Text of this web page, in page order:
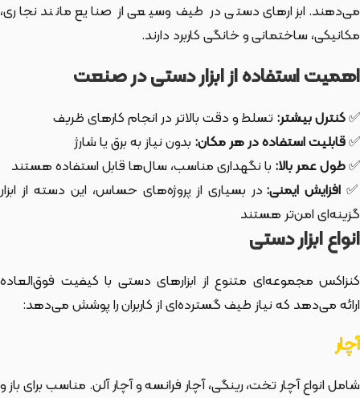
می‌دهند. ابزارهای دستی در طیف وسیعی از صنایع مانند نجاری،
مکانیکی، ساختمانی و خانگی کاربرد دارند.
اهمیت استفاده از ابزار دستی در صنعت
✅کنترل بیشتر: تسلط و دقت بالاتر در انجام کارهای ظریف
✅قابلیت استفاده در هر مکان: بدون نیاز به برق یا شارژ
✅طول عمر بالا: با نگهداری مناسب، سال‌ها قابل استفاده هستند
✅ افزایش ایمنی: در بسیاری از پروژه‌های حساس، این دسته از ابزار
گزینه‌ای امن‌تر هستند
انواع ابزار دستی
کنزاکس مجموعه‌ای متنوع از ابزارهای دستی با کیفیت فوق‌العاده
ارائه می‌دهد که نیاز طیف گسترده‌ای از کاربران را پوشش می‌دهد:
آچار
شامل انواع آچار تخت، رینگی، آچار فرانسه و آچار آلن. مناسب برای باز و